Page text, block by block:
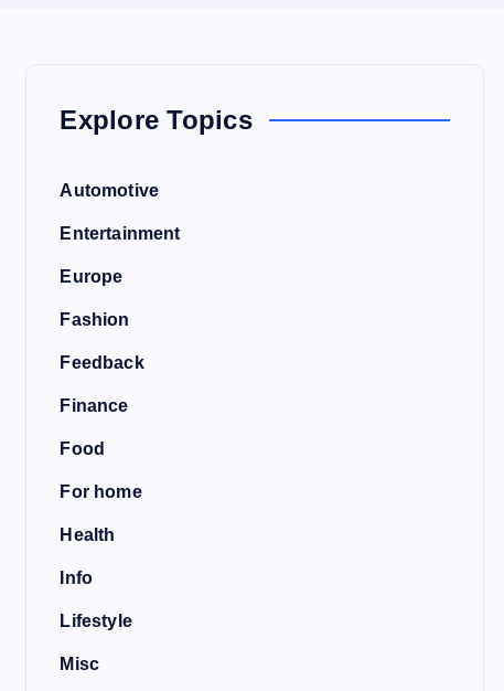
Explore Topics
Automotive
Entertainment
Europe
Fashion
Feedback
Finance
Food
For home
Health
Info
Lifestyle
Misc